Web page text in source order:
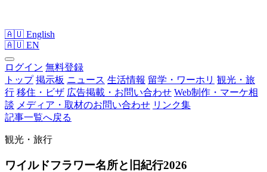
🇦🇺 English
🇦🇺 EN
ログイン 無料登録
トップ 掲示板 ニュース 生活情報 留学・ワーホリ 観光・旅
行 移住・ビザ 広告掲載・お問い合わせ Web制作・マーケ相
談 メディア・取材のお問い合わせ リンク集
記事一覧へ戻る
観光・旅行
ワイルドフラワー名所と旧紀行2026